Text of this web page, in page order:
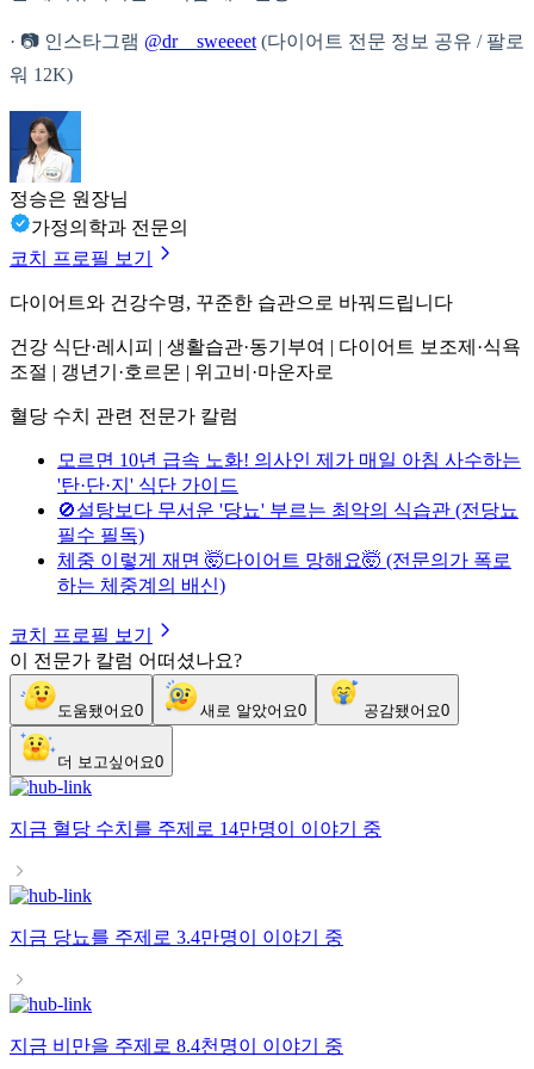
· 📷 인스타그램 @dr__sweeeet(다이어트 전문 정보 공유 / 팔로
워 12K)
정승은 원장님
가정의학과 전문의
코치 프로필 보기
다이어트와 건강수명, 꾸준한 습관으로 바꿔드립니다
건강 식단·레시피 | 생활습관·동기부여 | 다이어트 보조제·식욕
조절 | 갱년기·호르몬 | 위고비·마운자로
혈당 수치 관련 전문가 칼럼
모르면 10년 급속 노화! 의사인 제가 매일 아침 사수하는
'탄·단·지' 식단 가이드
🚫설탕보다 무서운 '당뇨' 부르는 최악의 식습관 (전당뇨
필수 필독)
체중 이렇게 재면 🤯다이어트 망해요🤯 (전문의가 폭로
하는 체중계의 배신)
코치 프로필 보기
이 전문가 칼럼 어떠셨나요?
도움됐어요0 새로 알았어요0 공감됐어요0
더 보고싶어요0
지금 혈당 수치 를 주제로 14만명이 이야기 중
지금 당뇨를 주제로 3.4만명이 이야기 중
지금 비만을 주제로 8.4천명이 이야기 중